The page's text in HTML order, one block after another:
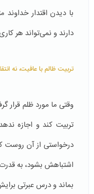
با دیدن اقتدار
دارند و نمی‌تواند هر
تربیت ظالم با عافیت، نه
وقتی ما مورد ظلم قرار
تربیت کند و اجازه
درخواستی از آن روست
اشتباهش بشود، به قدرت
بماند و درس عبرتی